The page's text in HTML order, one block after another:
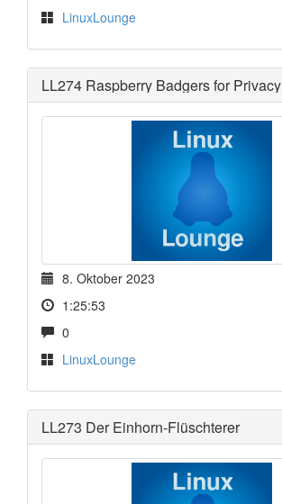
LinuxLounge
LL274 Raspberry Badgers for Privacy
8. Oktober 2023
1:25:53
0
LinuxLounge
LL273 Der Einhorn-Flüschterer